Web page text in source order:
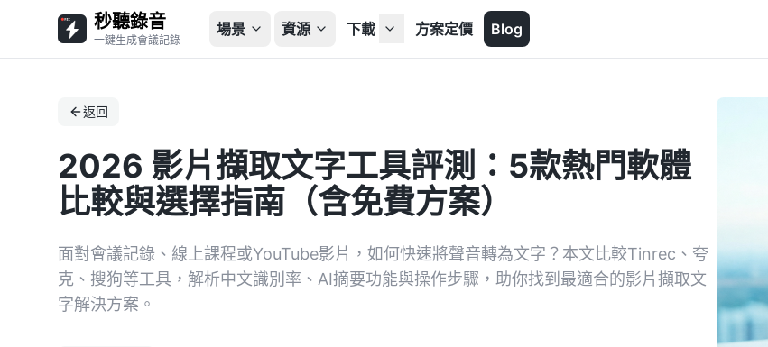
秒聽錄音
一鍵生成會議記錄
場景 資源 下載 方案定價 Blog
返回
2026 影片擷取文字工具評測：5款熱門軟體
比較與選擇指南（含免費方案）
面對會議記錄、線上課程或YouTube影片，如何快速將聲音轉為文字？本文比較Tinrec、夸
克、搜狗等工具，解析中文識別率、AI摘要功能與操作步驟，助你找到最適合的影片擷取文
字解決方案。